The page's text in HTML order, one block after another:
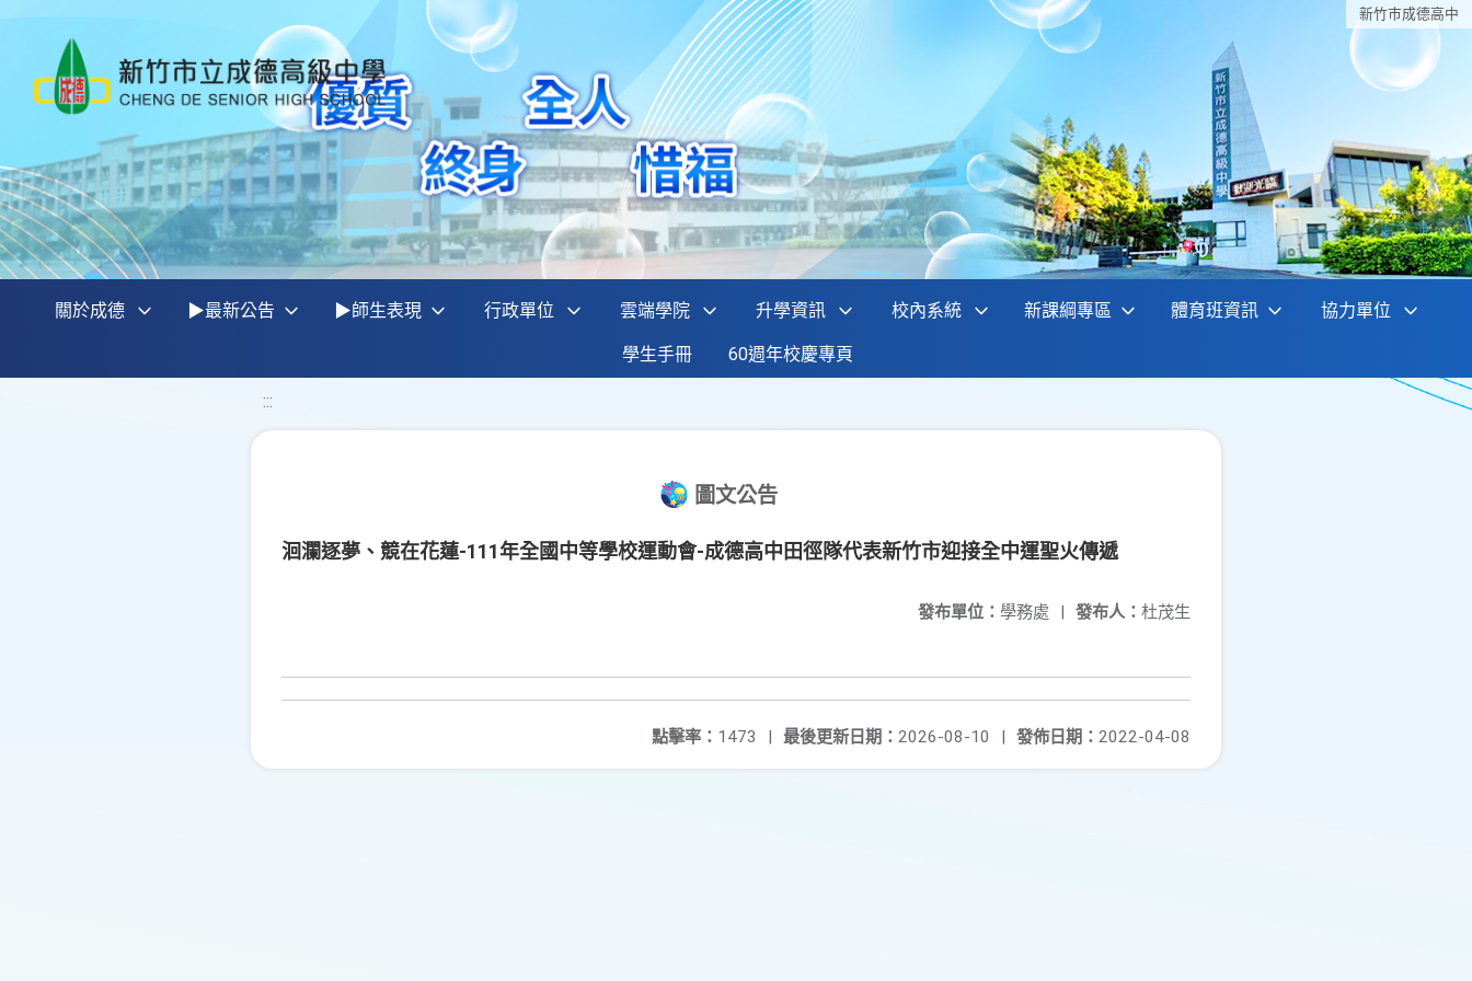
新竹巿成德高中
關於成德 ▶最新公告 ▶師生表現 行政單位 雲端學院 升學資訊 校內系統 新課綱專區 體育班資訊 協力單位
學生手冊 60週年校慶專頁
:::
圖文公告
洄瀾逐夢、競在花蓮-111年全國中等學校運動會-成德高中田徑隊代表新竹市迎接全中運聖火傳遞
發布人： 杜茂生
發布單位： 學務處 |
發佈日期： 2022-04-08
最後更新日期： 2026-08-10 |
點擊率： 1473 |